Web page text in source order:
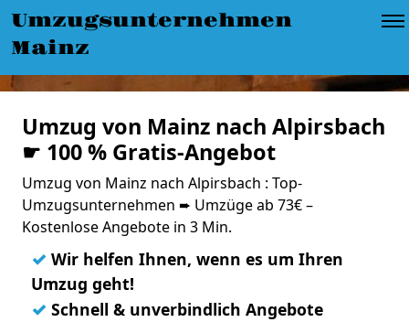
Umzugsunternehmen
Mainz
Umzug von Mainz nach Alpirsbach
☛ 100 % Gratis-Angebot
Umzug von Mainz nach Alpirsbach : Top-
Umzugsunternehmen ➨ Umzüge ab 73€ –
Kostenlose Angebote in 3 Min.
✓ Wir helfen Ihnen, wenn es um Ihren
Umzug geht!
✓ Schnell & unverbindlich Angebote